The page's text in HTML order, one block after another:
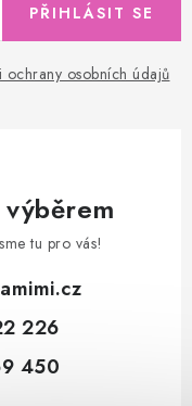
ochrany osobních údajů
PŘIHLÁSIT SE
výběrem
tu pro vás!
226
450